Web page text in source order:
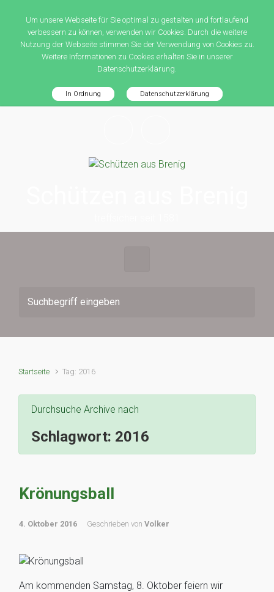
Um unsere Webseite für Sie optimal zu gestalten und fortlaufend
verbessern zu können, verwenden wir Cookies. Durch die weitere
Nutzung der Webseite stimmen Sie der Verwendung von Cookies zu.
Weitere Informationen zu Cookies erhalten Sie in unserer
Datenschutzerklärung.
In Ordnung Datenschutzerklärung
Startseite Tag: 2016
Durchsuche Archive nach
Schlagwort: 2016
Krönungsball
4. Oktober 2016 Geschrieben von Volker
Am kommenden Samstag, 8. Oktober feiern wir